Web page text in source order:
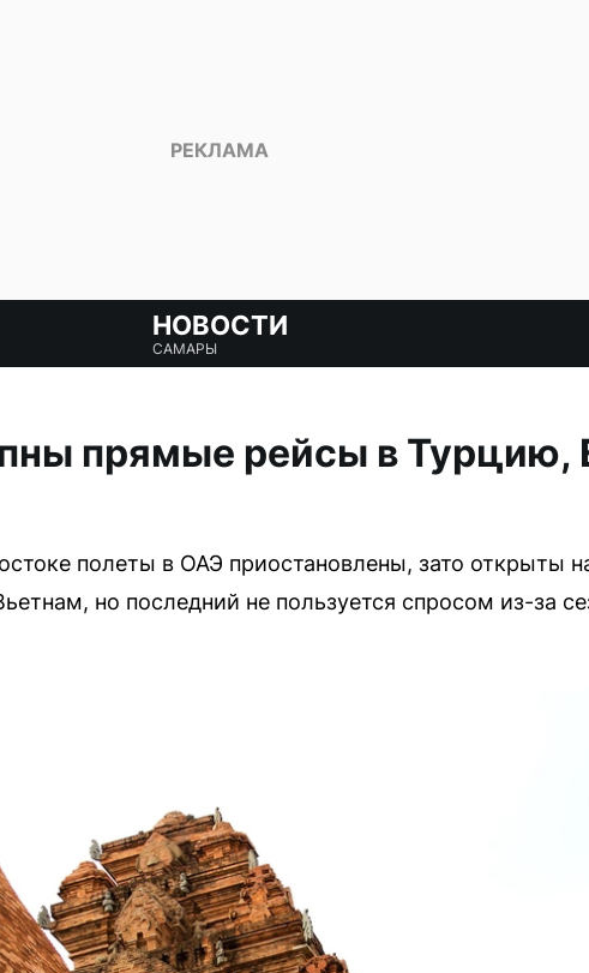
НОВОСТИ
САМАРЫ
прямые рейсы в Турцию,
полеты в ОАЭ приостановлены, зато открыты
но последний не пользуется спросом из-за